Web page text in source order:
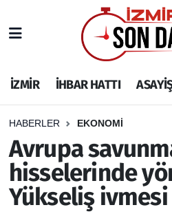
İZMİR İHBAR HATTI
HABERLER EKONOMİ
Avrupa
hisselerinde
Yükseliş ivmesi
İHBAR HATTI
DEPREM
GENEL
EKONOMİ
İzmir Nöbetçi Eczaneler
İzmir Hava Durumu
İzmir Namaz Vakitleri
İzmir Trafik Yoğunluk
Puan Durumu ve Fikstür